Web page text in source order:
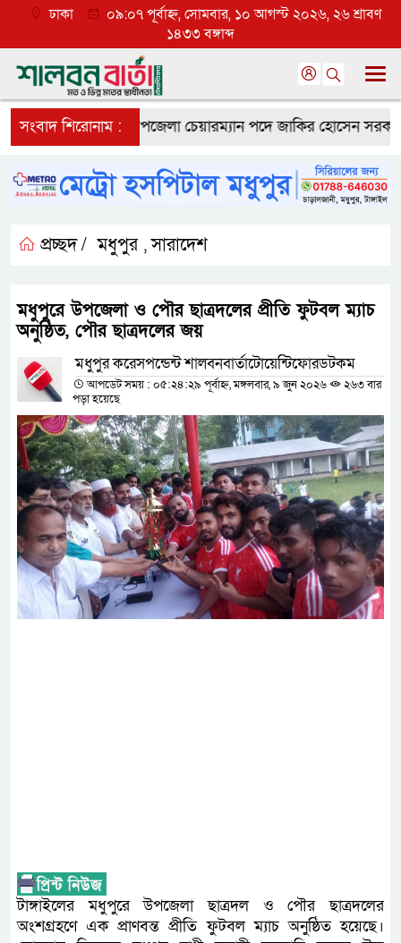
ঢাকা
০৯:০৭ পূর্বাহ্ন, সোমবার, ১০ আগস্ট ২০২৬, ২৬ শ্রাবণ
১৪৩৩ বঙ্গাব্দ
সংবাদ শিরোনাম :
সাফল্য মধুপুর উপজেলা চেয়ারম্যান পদে জাকির হোসেন সরকারকে
প্রচ্ছদ / মধুপুর ,সারাদেশ
মধুপুরে উপজেলা ও পৌর ছাত্রদলের প্রীতি ফুটবল ম্যাচ
অনুষ্ঠিত, পৌর ছাত্রদলের জয়
মধুপুর করেসপন্ডেন্ট শালবনবার্তাটোয়েন্টিফোরডটকম
আপডেট সময় : ০৫:২৪:২৯ পূর্বাহ্ন, মঙ্গলবার, ৯ জুন ২০২৬
২৬৩ বার
পড়া হয়েছে
টাঙ্গাইলের মধুপুরে উপজেলা ছাত্রদল ও পৌর ছাত্রদলের
অংশগ্রহণে এক প্রাণবন্ত প্রীতি ফুটবল ম্যাচ অনুষ্ঠিত হয়েছে।